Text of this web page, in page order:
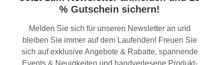
% Gutschein sichern!
Melden Sie sich für unseren Newsletter an und
bleiben Sie immer auf dem Laufenden! Freuen Sie
sich auf exklusive Angebote & Rabatte, spannende
Events & Neuigkeiten und handverlesene Produkt-